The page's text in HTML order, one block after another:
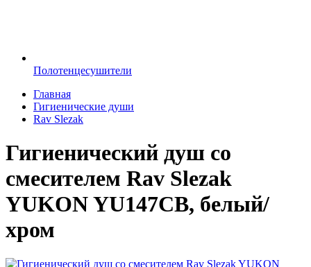
Полотенцесушители
Главная
Гигиенические души
Rav Slezak
Гигиенический душ со
смесителем Rav Slezak
YUKON YU147CB, белый/
хром